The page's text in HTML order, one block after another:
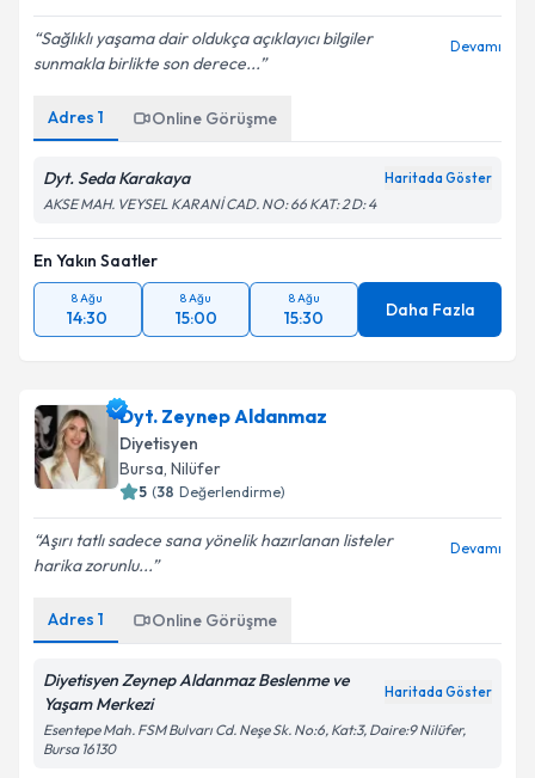
Sağlıklı yaşama dair oldukça açıklayıcı bilgiler
sunmakla birlikte son derece...
Devamı
Adres 1 Online Görüşme
Dyt. Seda Karakaya Haritada Göster
AKSE MAH. VEYSEL KARANİ CAD. NO: 66 KAT: 2 D: 4
En Yakın Saatler
8 Ağu
14:30
8 Ağu
15:00
8 Ağu
15:30 Daha Fazla
Dyt. Zeynep Aldanmaz
Diyetisyen
Bursa, Nilüfer
5 (38 Değerlendirme)
Aşırı tatlı sadece sana yönelik hazırlanan listeler
harika zorunlu...
Devamı
Adres 1 Online Görüşme
Diyetisyen Zeynep Aldanmaz Beslenme ve
Yaşam Merkezi
Haritada Göster
Esentepe Mah. FSM Bulvarı Cd. Neşe Sk. No:6, Kat:3, Daire:9 Nilüfer,
Bursa 16130